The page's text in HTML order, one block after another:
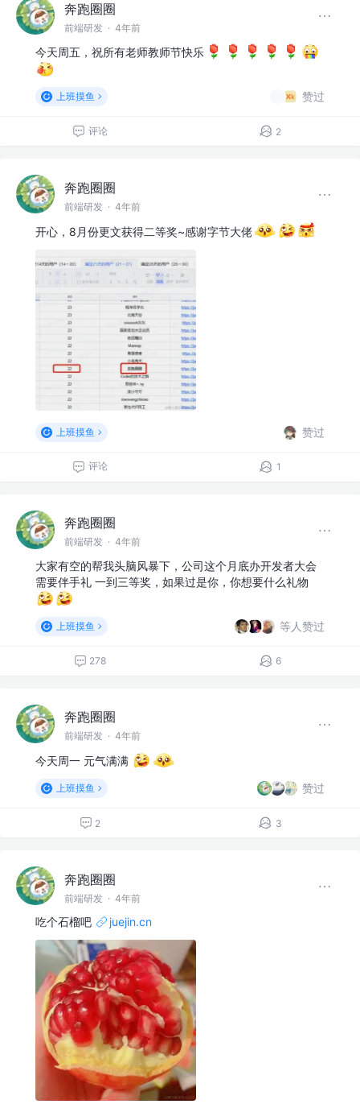
奔跑圈圈
前端研发 · 4年前
今天周五，祝所有老师教师节快乐
上班摸鱼 赞过
评论 2
奔跑圈圈
前端研发 · 4年前
开心，8月份更文获得二等奖~感谢字节大佬
上班摸鱼 赞过
评论 1
奔跑圈圈
前端研发 · 4年前
大家有空的帮我头脑风暴下，公司这个月底办开发者大会
需要伴手礼 一到三等奖，如果过是你，你想要什么礼物
上班摸鱼 等人赞过
278 6
奔跑圈圈
前端研发 · 4年前
今天周一 元气满满
上班摸鱼 赞过
2 3
奔跑圈圈
前端研发 · 4年前
吃个石榴吧 juejin.cn